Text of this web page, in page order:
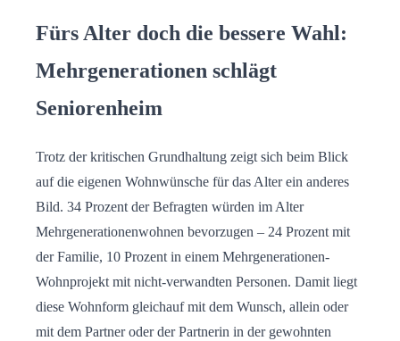
Fürs Alter doch die bessere Wahl:
Mehrgenerationen schlägt
Seniorenheim
Trotz der kritischen Grundhaltung zeigt sich beim Blick
auf die eigenen Wohnwünsche für das Alter ein anderes
Bild. 34 Prozent der Befragten würden im Alter
Mehrgenerationenwohnen bevorzugen – 24 Prozent mit
der Familie, 10 Prozent in einem Mehrgenerationen-
Wohnprojekt mit nicht-verwandten Personen. Damit liegt
diese Wohnform gleichauf mit dem Wunsch, allein oder
mit dem Partner oder der Partnerin in der gewohnten